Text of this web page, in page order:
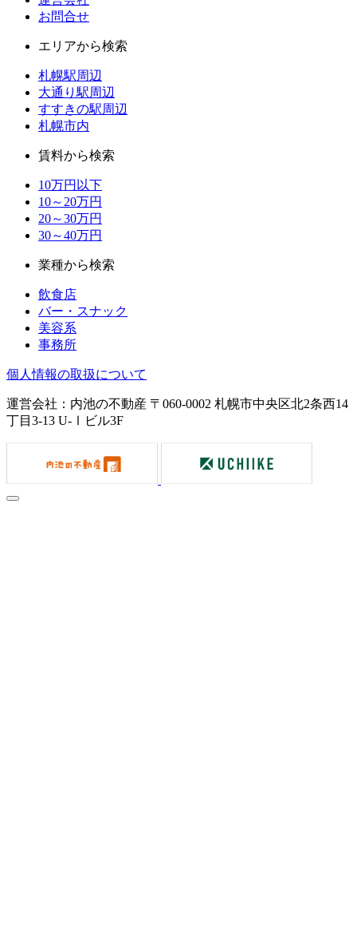
お問合せ
エリアから検索
札幌駅周辺
大通り駅周辺
すすきの駅周辺
札幌市内
賃料から検索
10万円以下
10～20万円
20～30万円
30～40万円
業種から検索
飲食店
バー・スナック
美容系
事務所
個人情報の取扱について
運営会社：内池の不動産 〒060-0002 札幌市中央区北2条西14
丁目3-13 U-Ⅰビル3F